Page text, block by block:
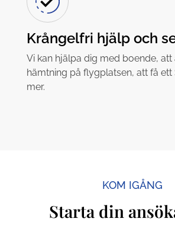
Krångelfri hjälp och
Vi kan hjälpa dig med boende, att
hämtning på flygplatsen, att få
mer.
KOM IGÅNG
Starta din